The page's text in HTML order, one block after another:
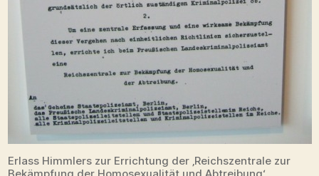
Erlass Himmlers zur Errichtung der ‚Reichszentrale zur